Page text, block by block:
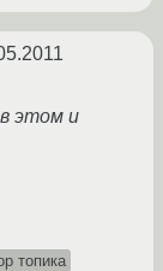
этом и
топика